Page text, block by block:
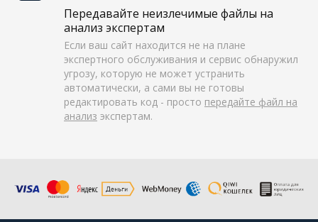
Передавайте неизлечимые файлы на
анализ экспертам
Если ваш сайт находится не на плане
экспертного обслуживания и сервис обнаружил
угрозу, которую не может устранить
автоматически, а сами вы не готовы
редактировать код - просто передайте файл на
анализ экспертам.